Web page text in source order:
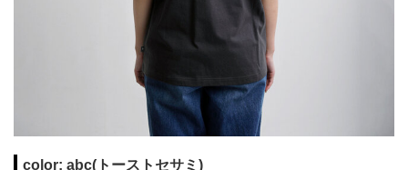
color: abc(トーストセサミ)